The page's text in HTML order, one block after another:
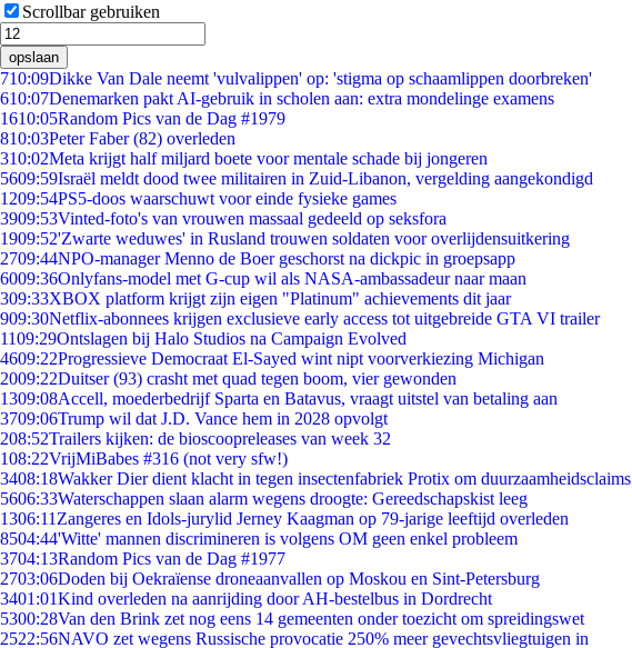
Scrollbar gebruiken
opslaan
710:09Dikke Van Dale neemt 'vulvalippen' op: 'stigma op schaamlippen doorbreken'
610:07Denemarken pakt AI-gebruik in scholen aan: extra mondelinge examens
1610:05Random Pics van de Dag #1979
810:03Peter Faber (82) overleden
310:02Meta krijgt half miljard boete voor mentale schade bij jongeren
5609:59Israël meldt dood twee militairen in Zuid-Libanon, vergelding aangekondigd
1209:54PS5-doos waarschuwt voor einde fysieke games
3909:53Vinted-foto's van vrouwen massaal gedeeld op seksfora
1909:52'Zwarte weduwes' in Rusland trouwen soldaten voor overlijdensuitkering
2709:44NPO-manager Menno de Boer geschorst na dickpic in groepsapp
6009:36Onlyfans-model met G-cup wil als NASA-ambassadeur naar maan
309:33XBOX platform krijgt zijn eigen "Platinum" achievements dit jaar
909:30Netflix-abonnees krijgen exclusieve early access tot uitgebreide GTA VI trailer
1109:29Ontslagen bij Halo Studios na Campaign Evolved
4609:22Progressieve Democraat El-Sayed wint nipt voorverkiezing Michigan
2009:22Duitser (93) crasht met quad tegen boom, vier gewonden
1309:08Accell, moederbedrijf Sparta en Batavus, vraagt uitstel van betaling aan
3709:06Trump wil dat J.D. Vance hem in 2028 opvolgt
208:52Trailers kijken: de bioscoopreleases van week 32
108:22VrijMiBabes #316 (not very sfw!)
3408:18Wakker Dier dient klacht in tegen insectenfabriek Protix om duurzaamheidsclaims
5606:33Waterschappen slaan alarm wegens droogte: Gereedschapskist leeg
1306:11 Zangeres en Idols-jurylid Jerney Kaagman op 79-jarige leeftijd overleden
8504:44'Witte' mannen discrimineren is volgens OM geen enkel probleem
3704:13Random Pics van de Dag #1977
2703:06Doden bij Oekraïense droneaanvallen op Moskou en Sint-Petersburg
3401:01Kind overleden na aanrijding door AH-bestelbus in Dordrecht
5300:28Van den Brink zet nog eens 14 gemeenten onder toezicht om spreidingswet
2522:56NAVO zet wegens Russische provocatie 250% meer gevechtsvliegtuigen in